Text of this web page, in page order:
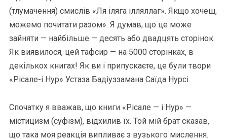
(тлумачення) смислів «Ля іляга ілляллаг». Якщо хочеш,
можемо почитати разом». Я думав, що це може
зайняти — найбільше — десять або двадцять сторінок.
Як виявилося, цей тафсир — на 5000 сторінках, в
декількох книгах! Як ви і припускаєте, це були твори
«Рісале-і Нур» Устаза Бадіуззамана Саїда Нурсі.
Спочатку я вважав, що книги «Рісале — і Нур» —
містицизм (суфізм), відхилив їх. Той мій брат сказав,
що така моя реакція випливає з вузького мислення.